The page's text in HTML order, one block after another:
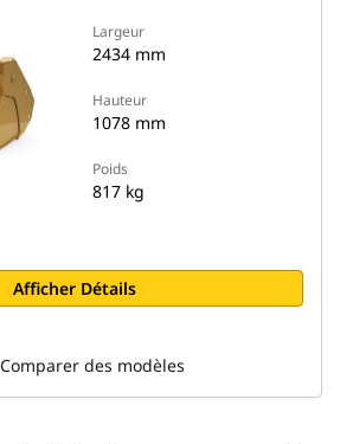
Largeur
2434 mm
Hauteur
1078 mm
Poids
817 kg
Afficher Détails
Comparer des modèles